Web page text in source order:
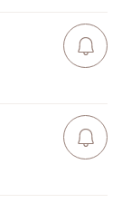
Сообщить
Сообщить